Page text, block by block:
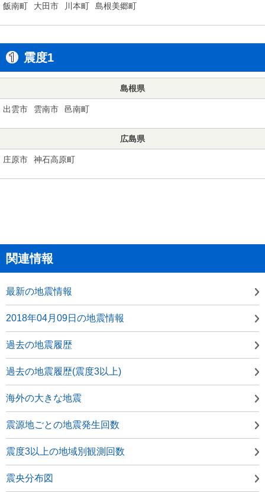
飯南町 大田市 川本町 島根美郷町
震度1
島根県
出雲市 雲南市 邑南町
広島県
庄原市 神石高原町
関連情報
最新の地震情報
2018年04月09日の地震情報
過去の地震履歴
過去の地震履歴(震度3以上)
海外の大きな地震
震源地ごとの地震発生回数
震度3以上の地域別観測回数
震央分布図